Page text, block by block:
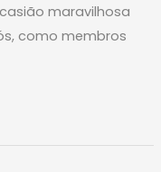
maravilhosa
como membros